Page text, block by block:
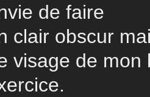
de faire
clair obscur
visage de